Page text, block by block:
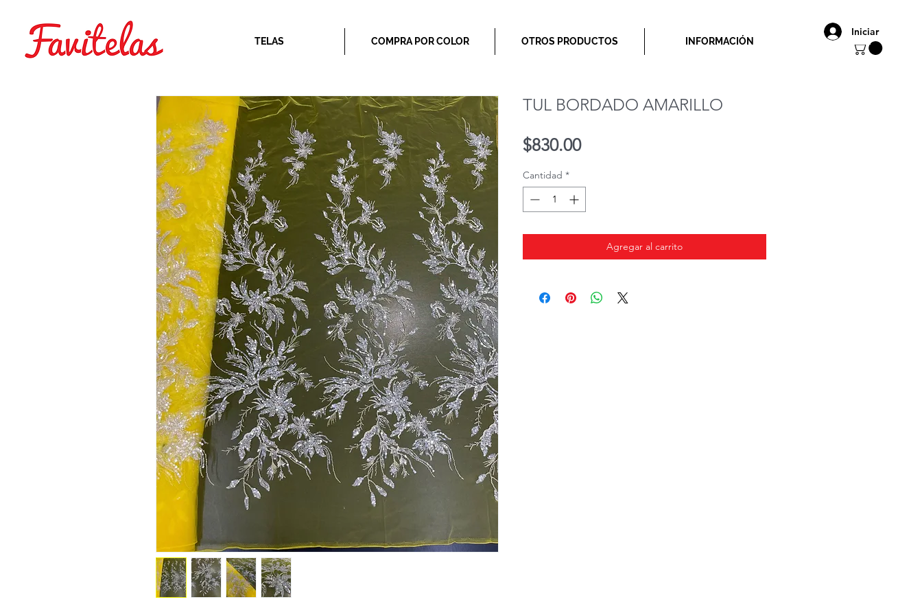
Iniciar
TELAS COMPRA POR COLOR OTROS PRODUCTOS INFORMACIÓN
TUL BORDADO AMARILLO
$830.00Precio
Cantidad *
Agregar al carrito